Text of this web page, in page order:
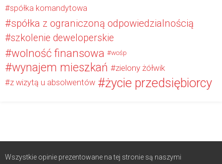
spółka komandytowa
spółka z ograniczoną odpowiedzialnością
szkolenie deweloperskie
wolność finansowa wośp
wynajem mieszkań zielony żółwik
z wizytą u absolwentów życie przedsiębiorcy
Wszystkie opinie prezentowane na tej stronie są naszymi